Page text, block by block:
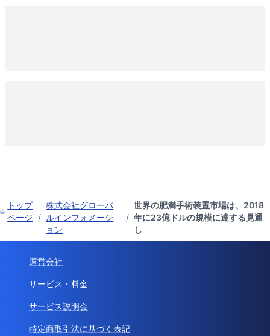
トップ
ページ
/
株式会社グローバ
ルインフォメーシ
ョン
/
世界の肥満手術装置市場は、2018
年に23億ドルの規模に達する見通
し
運営会社
サービス・料金
サービス説明会
特定商取引法に基づく表記